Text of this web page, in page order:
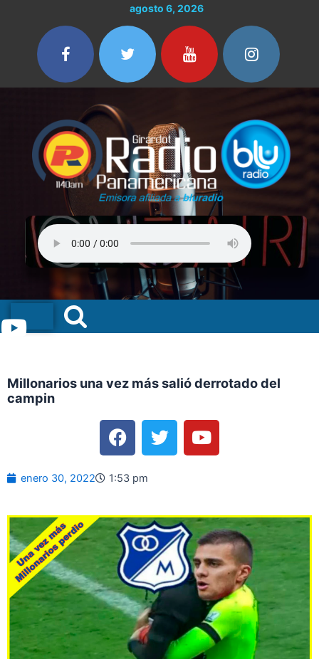
contenido
agosto 6, 2026
Menu
Millonarios una vez más salió derrotado del
campin
F
a
c
e
o
k
T
w
i
r
Y
o
u
e
enero 30, 2022 1:53 pm